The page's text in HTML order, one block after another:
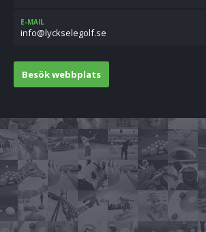
E-MAIL
es.flogeleskcyl@ofni
Besök webbplats